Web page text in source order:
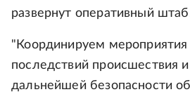
развернут оперативный
"Координируем
последствий происшествия
дальнейшей безопасности